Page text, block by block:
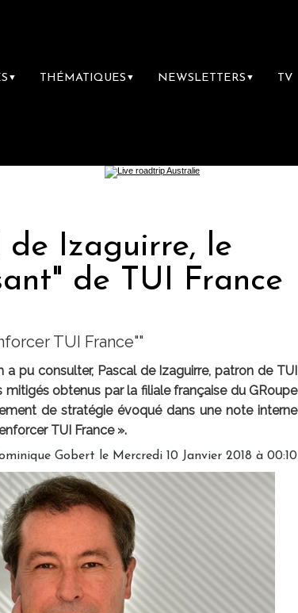
▼ THÉMATIQUES ▼ NEWSLETTERS ▼ TV
de Izaguirre, le
de TUI France
TUI France""
pu consulter, Pascal de Izaguirre, patron de TUI
mitigés obtenus par la filiale française du GRoupe
de stratégie évoqué dans une note interne
TUI France ».
Gobert le Mercredi 10 Janvier 2018 à 00:10